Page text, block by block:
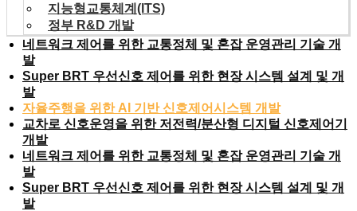
지능형교통체계(ITS)
정부 R&D 개발
네트워크 제어를 위한 교통정체 및 혼잡 운영관리 기술 개
발
Super BRT 우선신호 제어를 위한 현장 시스템 설계 및 개
발
자율주행을 위한 AI 기반 신호제어시스템 개발
교차로 신호운영을 위한 저전력/분산형 디지털 신호제어기
개발
네트워크 제어를 위한 교통정체 및 혼잡 운영관리 기술 개
발
Super BRT 우선신호 제어를 위한 현장 시스템 설계 및 개
발